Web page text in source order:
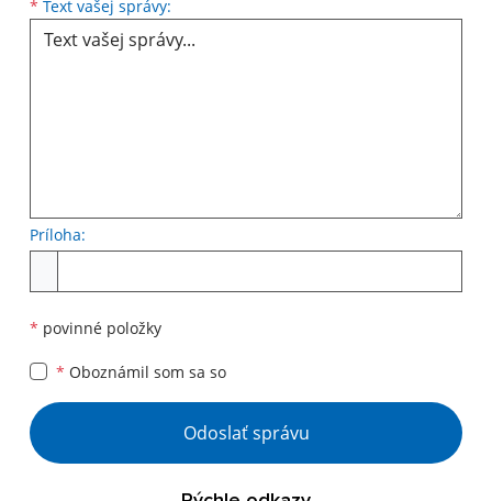
* Text vašej správy:
Príloha:
* povinné položky
* Oboznámil som sa so
Odoslať správu